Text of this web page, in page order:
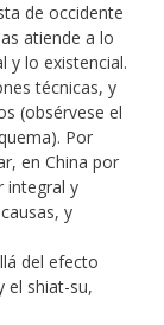
de occidente
atiende a lo
y lo existencial.
técnicas, y
(obsérvese el
Por
en China por
integral y
y
del efecto
el shiat-su,